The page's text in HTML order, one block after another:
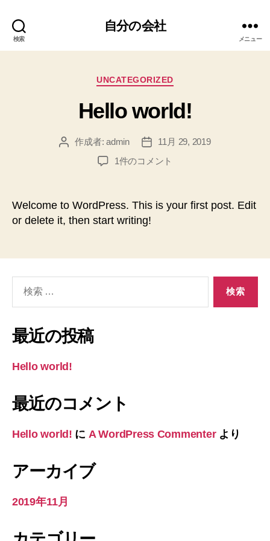
検索
自分の会社
メニュー
カ
ゴ
リ
UNCATEGORIZED
Hello world!
投
作成者:admin
投
稿
11月 29, 2019
Hello
1件のコメント
Welcome to WordPress. This is your first post. Edit
or delete it, then start writing!
象:
最近の投稿
Hello world!
最近のコメント
Hello world! に A WordPress Commenterより
アーカイブ
2019年11月